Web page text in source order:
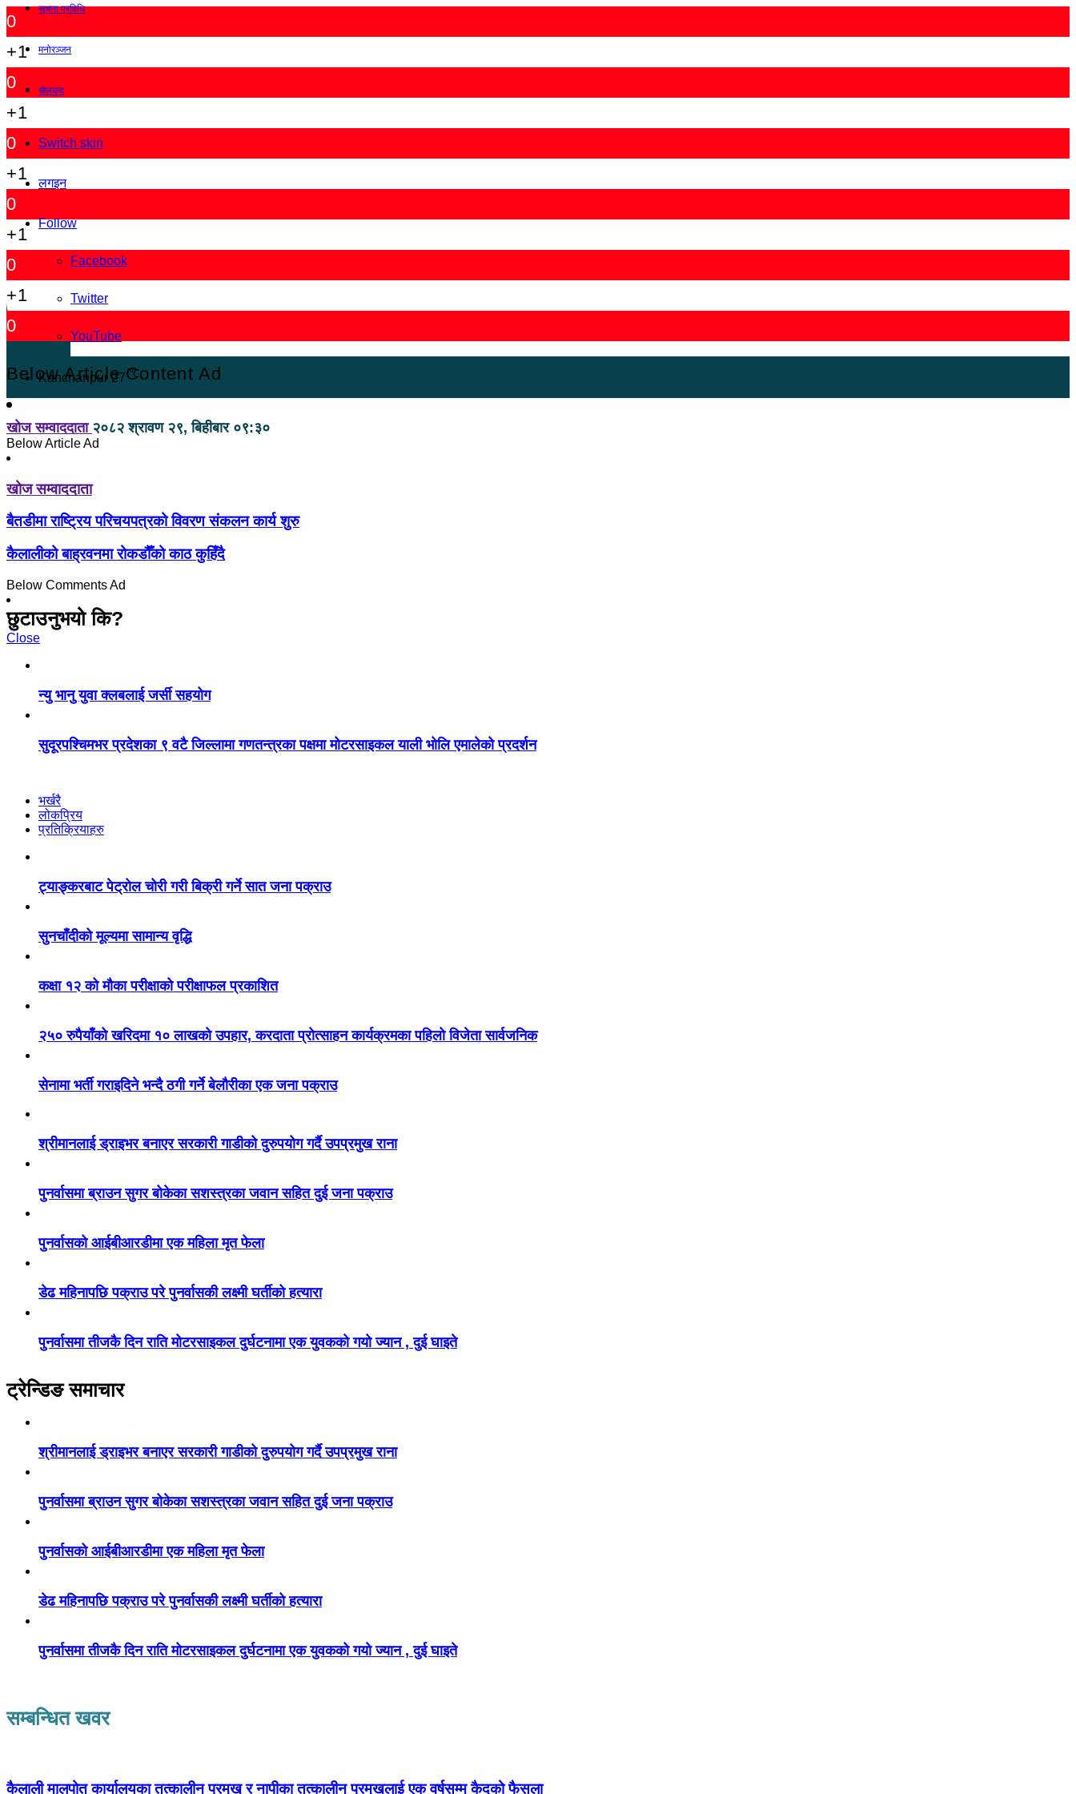
सूचना प्रविधि
मनोरञ्जन
खेलकुद
Switch skin
लगइन
Follow
Facebook
Twitter
YouTube
Kanchanpur 27℃
0
+1
0
+1
0
+1
0
+1
0
+1
0
Below Article Content Ad
खोज सम्वाददाता २०८२ श्रावण २९, बिहीबार ०९:३०
Below Article Ad
खोज सम्वाददाता
बैतडीमा राष्ट्रिय परिचयपत्रको विवरण संकलन कार्य शुरु
कैलालीको बाह्रवनमा रोकडौँको काठ कुहिँदै
Below Comments Ad
छुटाउनुभयो कि?
Close
न्यु भानु युवा क्लबलाई जर्सी सहयोग
सुदूरपश्चिमभर प्रदेशका ९ वटै जिल्लामा गणतन्त्रका पक्षमा मोटरसाइकल याली भोलि एमालेको प्रदर्शन
भर्खरै
लोकप्रिय
प्रतिक्रियाहरु
ट्याङ्करबाट पेट्रोल चोरी गरी बिक्री गर्ने सात जना पक्राउ
सुनचाँदीको मूल्यमा सामान्य वृद्धि
कक्षा १२ को मौका परीक्षाको परीक्षाफल प्रकाशित
२५० रुपैयाँको खरिदमा १० लाखको उपहार, करदाता प्रोत्साहन कार्यक्रमका पहिलो विजेता सार्वजनिक
सेनामा भर्ती गराइदिने भन्दै ठगी गर्ने बेलौरीका एक जना पक्राउ
श्रीमानलाई ड्राइभर बनाएर सरकारी गाडीको दुरुपयोग गर्दै उपप्रमुख राना
पुनर्वासमा ब्राउन सुगर बोकेका सशस्त्रका जवान सहित दुई जना पक्राउ
पुनर्वासको आईबीआरडीमा एक महिला मृत फेला
डेढ महिनापछि पक्राउ परे पुनर्वासकी लक्ष्मी घर्तीको हत्यारा
पुनर्वासमा तीजकै दिन राति मोटरसाइकल दुर्घटनामा एक युवकको गयो ज्यान , दुई घाइते
ट्रेन्डिङ समाचार
श्रीमानलाई ड्राइभर बनाएर सरकारी गाडीको दुरुपयोग गर्दै उपप्रमुख राना
पुनर्वासमा ब्राउन सुगर बोकेका सशस्त्रका जवान सहित दुई जना पक्राउ
पुनर्वासको आईबीआरडीमा एक महिला मृत फेला
डेढ महिनापछि पक्राउ परे पुनर्वासकी लक्ष्मी घर्तीको हत्यारा
पुनर्वासमा तीजकै दिन राति मोटरसाइकल दुर्घटनामा एक युवकको गयो ज्यान , दुई घाइते
सम्बन्धित खवर
कैलाली मालपोत कार्यालयका तत्कालीन प्रमुख र नापीका तत्कालीन प्रमुखलाई एक वर्षसम्म कैदको फैसला